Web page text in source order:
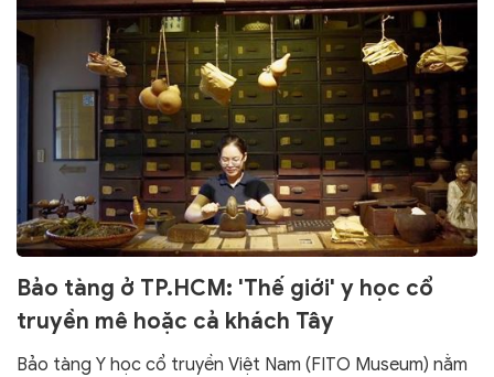
Bảo tàng ở TP.HCM: 'Thế giới' y học cổ
truyền mê hoặc cả khách Tây
Bảo tàng Y học cổ truyền Việt Nam (FITO Museum) nằm